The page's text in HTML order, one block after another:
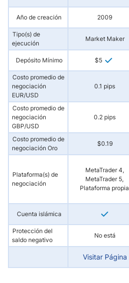
Año de creación 2009
Tipo(s) de
ejecución
Market Maker
Depósito Mínimo $5
Costo promedio de
negociación
EUR/USD
0.1 pips
Costo promedio de
negociación
GBP/USD
0.2 pips
Costo promedio de
negociación Oro
$0.19
Plataforma(s) de
negociación
MetaTrader 4,
MetaTrader 5,
Plataforma propia
Cuenta islámica
Protección del
saldo negativo
No está
Visitar Página